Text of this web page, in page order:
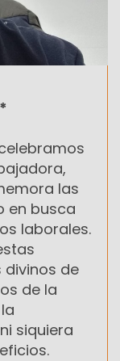
las
en busca
laborales.
de
de la
siquiera